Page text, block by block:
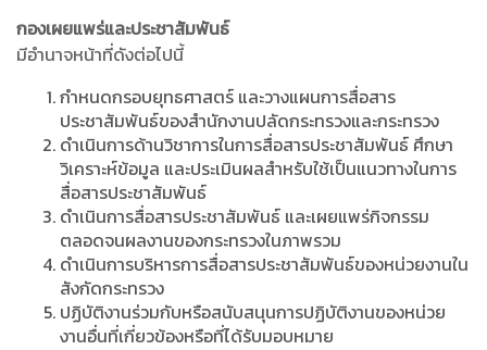
กองเผยแพร่และประชาสัมพันธ์
มีอำนาจหน้าที่ดังต่อไปนี้
กำหนดกรอบยุทธศาสตร์ และวางแผนการสื่อสาร
ประชาสัมพันธ์ของสำนักงานปลัดกระทรวงและกระทรวง
ดำเนินการด้านวิชาการในการสื่อสารประชาสัมพันธ์ ศึกษา
วิเคราะห์ข้อมูล และประเมินผลสำหรับใช้เป็นแนวทางในการ
สื่อสารประชาสัมพันธ์
ดำเนินการสื่อสารประชาสัมพันธ์ และเผยแพร่กิจกรรม
ตลอดจนผลงานของกระทรวงในภาพรวม
ดำเนินการบริหารการสื่อสารประชาสัมพันธ์ของหน่วยงานใน
สังกัดกระทรวง
ปฏิบัติงานร่วมกับหรือสนับสนุนการปฏิบัติงานของหน่วย
งานอื่นที่เกี่ยวข้องหรือที่ได้รับมอบหมาย